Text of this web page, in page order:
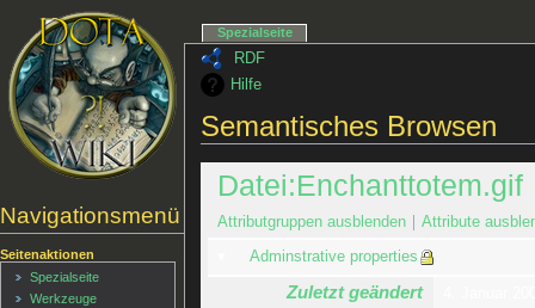
RDF
Hilfe
Semantisches Browsen
Datei:Enchanttotem.gif
Attributgruppen ausblenden Attribute
Adminstrative properties
Zuletzt geändert
Navigationsmenü
Spezialseite
Seitenaktionen
Spezialseite
Werkzeuge